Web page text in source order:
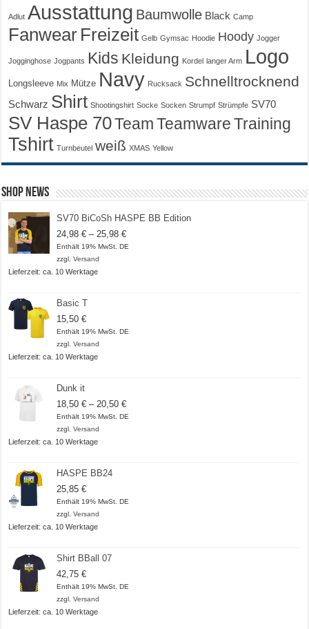
Adlut Ausstattung Baumwolle Black Camp
Fanwear Freizeit Gelb Gymsac Hoodie Hoody Jogger
Jogginghose Jogpants Kids Kleidung Kordel langer Arm Logo
Longsleeve Mix Mütze Navy Rucksack Schnelltrocknend
Schwarz Shirt Shootingshirt Socke Socken Strumpf Strümpfe SV70
SV Haspe 70Team Teamware Training
Tshirt Turnbeutel weiß XMAS Yellow
Shop News
SV70 BiCoSh HASPE BB Edition
24,98€ –25,98€Preisspanne:
24,98 €
Enthält 19% MwSt. DE
zzgl.Versand
Lieferzeit: ca. 10 Werktage
Basic T
15,50€
Enthält 19% MwSt. DE
zzgl.Versand
Lieferzeit: ca. 10 Werktage
Dunk it
18,50€ –20,50€Preisspanne:
18,50 €
Enthält 19% MwSt. DE
zzgl.Versand
Lieferzeit: ca. 10 Werktage
HASPE BB24
25,85€
Enthält 19% MwSt. DE
zzgl.Versand
Lieferzeit: ca. 10 Werktage
Shirt BBall 07
42,75€
Enthält 19% MwSt. DE
zzgl.Versand
Lieferzeit: ca. 10 Werktage